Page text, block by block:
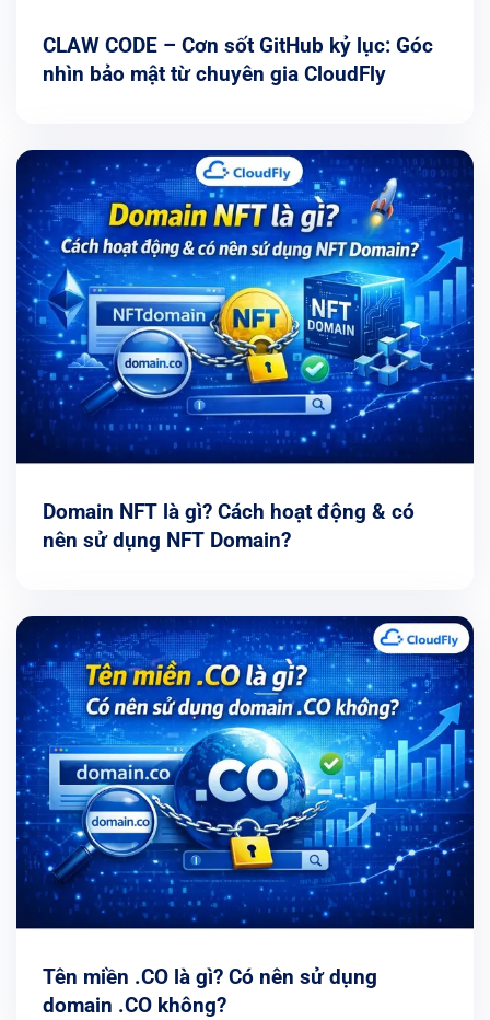
CLAW CODE – Cơn sốt GitHub kỷ lục: Góc
nhìn bảo mật từ chuyên gia CloudFly
Domain NFT là gì? Cách hoạt động & có
nên sử dụng NFT Domain?
Tên miền .CO là gì? Có nên sử dụng
domain .CO không?